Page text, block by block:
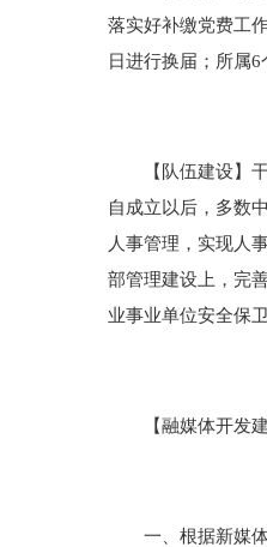
落实好补缴党费工
日进行换届；所属6
【队伍建设】干
自成立以后，多数
人事管理，实现人
部管理建设上，完
业事业单位安全保
【融媒体开发建
一、根据新媒体